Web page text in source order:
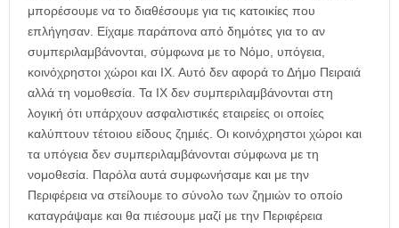
μπορέσουμε να το διαθέσουμε για τις κατοικίες που
επλήγησαν. Είχαμε παράπονα από δημότες για το αν
συμπεριλαμβάνονται, σύμφωνα με το Νόμο, υπόγεια,
κοινόχρηστοι χώροι και ΙΧ. Αυτό δεν αφορά το Δήμο Πειραιά
αλλά τη νομοθεσία. Τα ΙΧ δεν συμπεριλαμβάνονται στη
λογική ότι υπάρχουν ασφαλιστικές εταιρείες οι οποίες
καλύπτουν τέτοιου είδους ζημιές. Οι κοινόχρηστοι χώροι και
τα υπόγεια δεν συμπεριλαμβάνονται σύμφωνα με τη
νομοθεσία. Παρόλα αυτά συμφωνήσαμε και με την
Περιφέρεια να στείλουμε το σύνολο των ζημιών το οποίο
καταγράψαμε και θα πιέσουμε μαζί με την Περιφέρεια